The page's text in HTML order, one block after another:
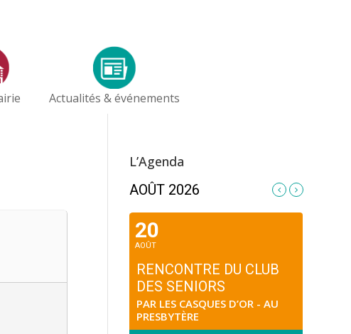
Actualités & événements
L’Agenda
AOÛT 2026
20
AOÛT
RENCONTRE DU CLUB
DES SENIORS
PAR LES CASQUES D’OR - AU
PRESBYTÈRE